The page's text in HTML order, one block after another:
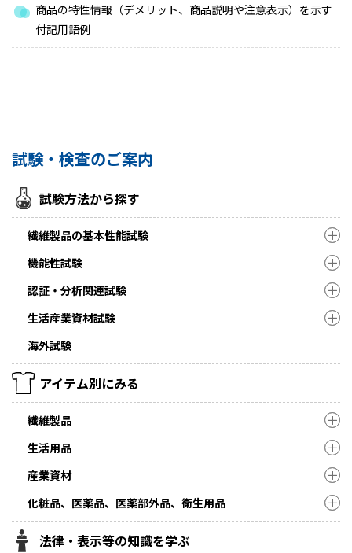
試験・検査のご案内
試験方法から探す
繊維製品の基本性能試験
機能性試験
認証・分析関連試験
生活産業資材試験
海外試験
アイテム別にみる
繊維製品
生活用品
産業資材
化粧品、医薬品、医薬部外品、衛生用品
法律・表示等の知識を学ぶ
商品の特性情報（デメリット、商品説明や注意表示）を示す
付記用語例